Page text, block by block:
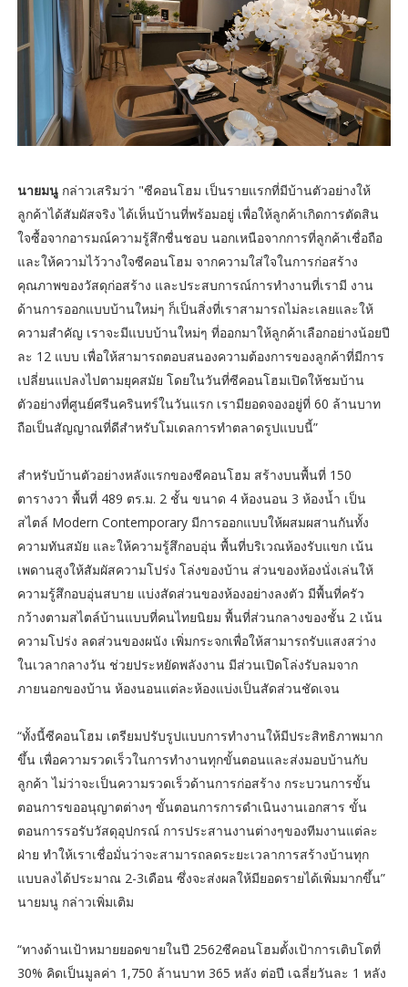
นายมนูกล่าวเสริมว่า "ซีคอนโฮม เป็นรายแรกที่มีบ้านตัวอย่างให้
ลูกค้าได้สัมผัสจริง ได้เห็นบ้านที่พร้อมอยู่ เพื่อให้ลูกค้าเกิดการตัดสิน
ใจซื้อจากอารมณ์ความรู้สึกชื่นชอบ นอกเหนือจากการที่ลูกค้าเชื่อถือ
และให้ความไว้วางใจซีคอนโฮม จากความใส่ใจในการก่อสร้าง
คุณภาพของวัสดุก่อสร้าง และประสบการณ์การทำงานที่เรามี งาน
ด้านการออกแบบบ้านใหม่ๆ ก็เป็นสิ่งที่เราสามารถไม่ละเลยและให้
ความสำคัญ เราจะมีแบบบ้านใหม่ๆ ที่ออกมาให้ลูกค้าเลือกอย่างน้อยปี
ละ 12 แบบ เพื่อให้สามารถตอบสนองความต้องการของลูกค้าที่มีการ
เปลี่ยนแปลงไปตามยุคสมัย โดยในวันที่ซีคอนโฮมเปิดให้ชมบ้าน
ตัวอย่างที่ศูนย์ศรีนครินทร์ในวันแรก เรามียอดจองอยู่ที่ 60 ล้านบาท
ถือเป็นสัญญาณที่ดีสำหรับโมเดลการทำตลาดรูปแบบนี้”
สำหรับบ้านตัวอย่างหลังแรกของซีคอนโฮม สร้างบนพื้นที่ 150
ตารางวา พื้นที่ 489 ตร.ม. 2 ชั้น ขนาด 4 ห้องนอน 3 ห้องน้ำ เป็น
สไตล์ Modern Contemporary มีการออกแบบให้ผสมผสานกันทั้ง
ความทันสมัย และให้ความรู้สึกอบอุ่น พื้นที่บริเวณห้องรับแขก เน้น
เพดานสูงให้สัมผัสความโปร่ง โล่งของบ้าน ส่วนของห้องนั่งเล่นให้
ความรู้สึกอบอุ่นสบาย แบ่งสัดส่วนของห้องอย่างลงตัว มีพื้นที่ครัว
กว้างตามสไตล์บ้านแบบที่คนไทยนิยม พื้นที่ส่วนกลางของชั้น 2 เน้น
ความโปร่ง ลดส่วนของผนัง เพิ่มกระจกเพื่อให้สามารถรับแสงสว่าง
ในเวลากลางวัน ช่วยประหยัดพลังงาน มีส่วนเปิดโล่งรับลมจาก
ภายนอกของบ้าน ห้องนอนแต่ละห้องแบ่งเป็นสัดส่วนชัดเจน
“ทั้งนี้ซีคอนโฮม เตรียมปรับรูปแบบการทำงานให้มีประสิทธิภาพมาก
ขึ้น เพื่อความรวดเร็วในการทำงานทุกขั้นตอนและส่งมอบบ้านกับ
ลูกค้า ไม่ว่าจะเป็นความรวดเร็วด้านการก่อสร้าง กระบวนการขั้น
ตอนการขออนุญาตต่างๆ ขั้นตอนการการดำเนินงานเอกสาร ขั้น
ตอนการรอรับวัสดุอุปกรณ์ การประสานงานต่างๆของทีมงานแต่ละ
ฝ่าย ทำให้เราเชื่อมั่นว่าจะสามารถลดระยะเวลาการสร้างบ้านทุก
แบบลงได้ประมาณ 2-3เดือน ซึ่งจะส่งผลให้มียอดรายได้เพิ่มมากขึ้น”
นายมนู กล่าวเพิ่มเติม
“ทางด้านเป้าหมายยอดขายในปี 2562ซีคอนโฮมตั้งเป้าการเติบโตที่
30% คิดเป็นมูลค่า 1,750 ล้านบาท 365 หลัง ต่อปี เฉลี่ยวันละ 1 หลัง